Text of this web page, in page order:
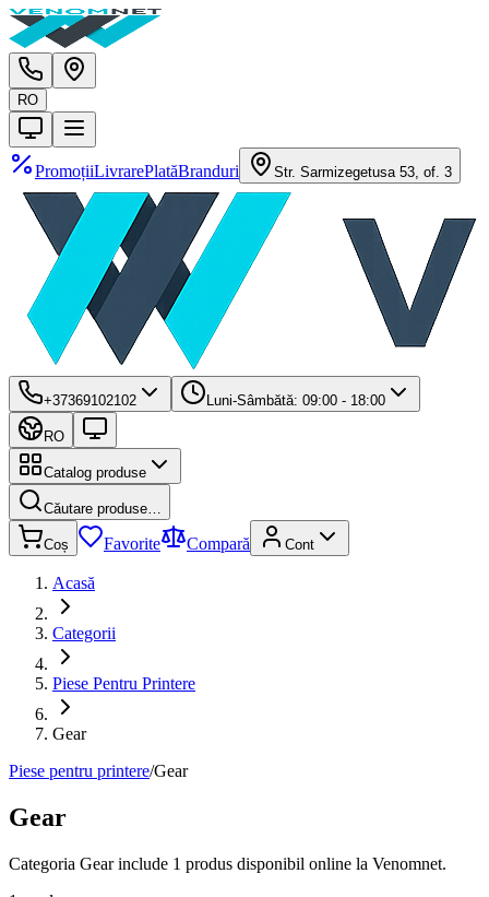
RO
PromoțiiLivrarePlatăBranduri Str. Sarmizegetusa 53, of. 3
+37369102102 Luni-Sâmbătă: 09:00 - 18:00
RO
Catalog produse
Căutare produse…
Coș Favorite Compară Cont
Acasă
Categorii
Piese Pentru Printere
Gear
Piese pentru printere/Gear
Gear
Categoria Gear include 1 produs disponibil online la Venomnet.